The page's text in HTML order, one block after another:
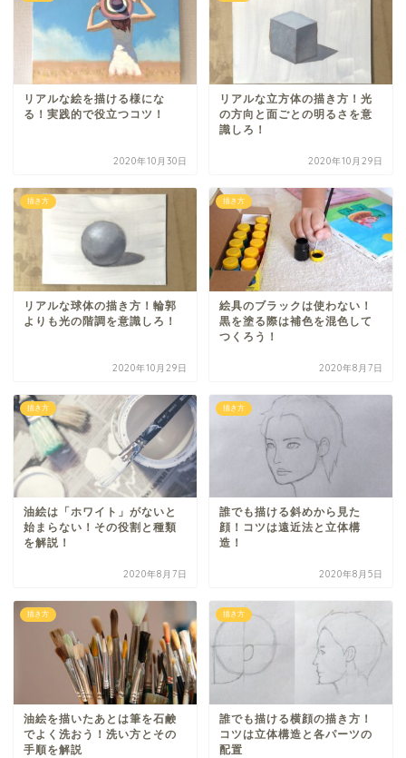
リアルな絵を描ける様にな
る！実践的で役立つコツ！
2020年10月30日
リアルな立方体の描き方！光
の方向と面ごとの明るさを意
識しろ！
2020年10月29日
描き方
リアルな球体の描き方！輪郭
よりも光の階調を意識しろ！
2020年10月29日
描き方
絵具のブラックは使わない！
黒を塗る際は補色を混色して
つくろう！
2020年8月7日
描き方
油絵は「ホワイト」がないと
始まらない！その役割と種類
を解説！
2020年8月7日
描き方
誰でも描ける斜めから見た
顔！コツは遠近法と立体構
造！
2020年8月5日
描き方
油絵を描いたあとは筆を石鹸
でよく洗おう！洗い方とその
手順を解説
描き方
誰でも描ける横顔の描き方！
コツは立体構造と各パーツの
配置